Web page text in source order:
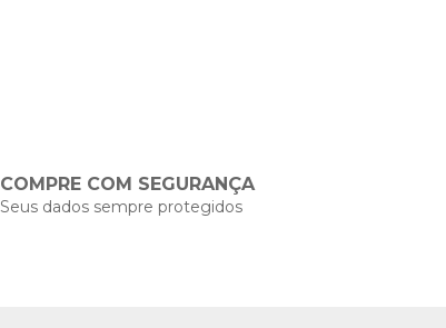
COMPRE COM SEGURANÇA
Seus dados sempre protegidos